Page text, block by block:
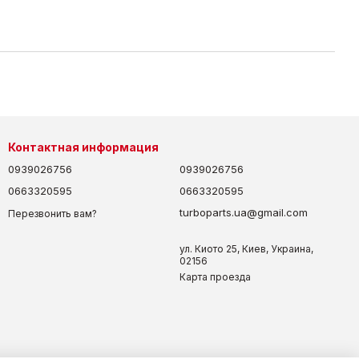
Контактная информация
0939026756
0663320595
Перезвонить вам?
0939026756
0663320595
turboparts.ua@gmail.com
ул. Киото 25, Киев, Украина,
02156
Карта проезда